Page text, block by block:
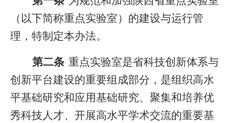
（以下简称重点实验室）的建设与运行管
理，特制定本办法。
第二条 重点实验室是省科技创新体系与
创新平台建设的重要组成部分，是组织高水
平基础研究和应用基础研究、聚集和培养优
秀科技人才、开展高水平学术交流的重要基